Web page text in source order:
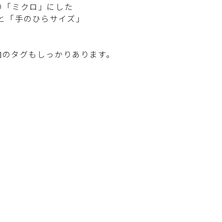
ミクロ」にした
手のひらサイズ」
グもしっかりあります。